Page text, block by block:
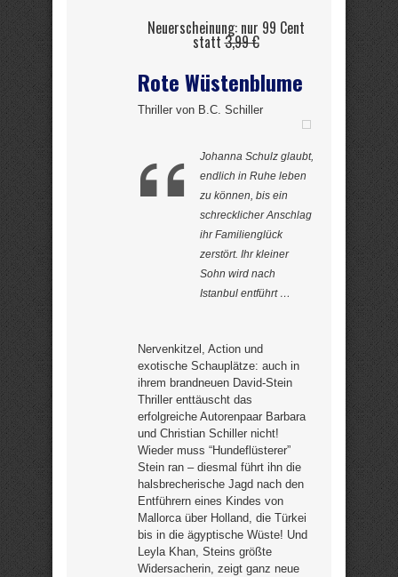
Neuerscheinung: nur 99 Cent
statt3,99 €
Rote Wüstenblume
Thriller von B.C. Schiller
Johanna Schulz glaubt,
endlich in Ruhe leben
zu können, bis ein
schrecklicher Anschlag
ihr Familienglück
zerstört. Ihr kleiner
Sohn wird nach
Istanbul entführt …
Nervenkitzel, Action und
exotische Schauplätze: auch in
ihrem brandneuen David-Stein
Thriller enttäuscht das
erfolgreiche Autorenpaar Barbara
und Christian Schiller nicht!
Wieder muss “Hundeflüsterer”
Stein ran – diesmal führt ihn die
halsbrecherische Jagd nach den
Entführern eines Kindes von
Mallorca über Holland, die Türkei
bis in die ägyptische Wüste! Und
Leyla Khan, Steins größte
Widersacherin, zeigt ganz neue